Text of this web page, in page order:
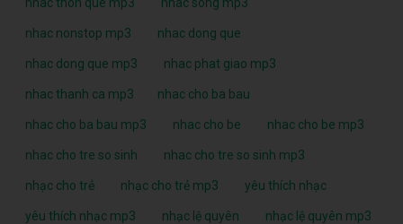
nhac nonstop mp3 nhac dong que
nhac dong que mp3 nhac phat giao mp3
nhac thanh ca mp3 nhac cho ba bau
nhac cho ba bau mp3 nhac cho be nhac cho be mp3
nhac cho tre so sinh nhac cho tre so sinh mp3
nhạc cho trẻ nhạc cho trẻ mp3 yêu thích nhạc
yêu thích nhạc mp3 nhạc lệ quyên nhạc lệ quyên mp3